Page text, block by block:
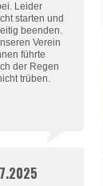
Leider
starten und
beenden.
Verein
führte
der Regen
trüben.